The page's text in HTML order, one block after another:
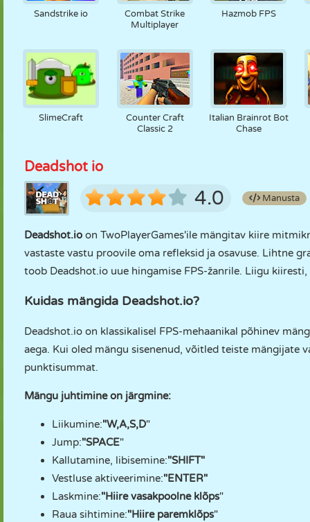
Sandstrike io
Combat Strike
Multiplayer
Hazmob FPS
SlimeCraft
Counter Craft
Classic 2
Italian Brainrot Bot
Chase
Deadshot io
4.0 Manusta
Deadshot.io on TwoPlayerGames'ile mängitav kiire
vastaste vastu proovile oma refleksid ja osavuse. Lihtne
toob Deadshot.io uue hingamise FPS-žanrile. Liigu
Kuidas mängida Deadshot.io?
Deadshot.io on klassikalisel FPS-mehaanikal põhinev
aega. Kui oled mängu sisenenud, võitled teiste mängijate
punktisummat.
Mängu juhtimine on järgmine:
Liikumine:"W,A,S,D"
Jump:"SPACE"
Kallutamine, libisemine:"SHIFT"
Vestluse aktiveerimine:"ENTER"
Laskmine:"Hiire vasakpoolne klõps"
Raua sihtimine:"Hiire paremklõps"